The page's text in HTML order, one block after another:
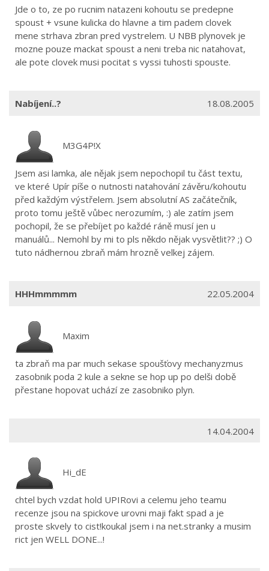
Jde o to, ze po rucnim natazeni kohoutu se predepne
spoust + vsune kulicka do hlavne a tim padem clovek
mene strhava zbran pred vystrelem. U NBB plynovek je
mozne pouze mackat spoust a neni treba nic natahovat,
ale pote clovek musi pocitat s vyssi tuhosti spouste.
18.08.2005
Nabíjení..?
M3G4P!X
Jsem asi lamka, ale nějak jsem nepochopil tu část textu,
ve které Upír píše o nutnosti natahování závěru/kohoutu
před každým výstřelem. Jsem absolutní AS začátečník,
proto tomu ještě vůbec nerozumím, :) ale zatím jsem
pochopil, že se přebíjet po každé ráně musí jen u
manuálů... Nemohl by mi to pls někdo nějak vysvětlit?? ;) O
tuto nádhernou zbraň mám hrozně velkej zájem.
22.05.2004
HHHmmmmm
Maxim
ta zbraň ma par much sekase spoušťovy mechanyzmus
zasobnik poda 2 kule a sekne se hop up po delši době
přestane hopovat uchází ze zasobniko plyn.
14.04.2004
Hi_dE
chtel bych vzdat hold UPIRovi a celemu jeho teamu
recenze jsou na spickove urovni maji fakt spad a je
proste skvely to cist!koukal jsem i na net.stranky a musim
rict jen WELL DONE...!